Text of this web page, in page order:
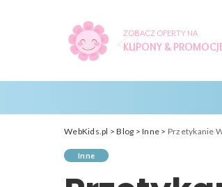
ZOBACZ OFERTY NA
KUPONY &
WebKids.pl >Blog >Inne > Przetykanie
Inne